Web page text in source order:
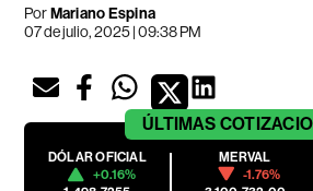
PorMariano Espina
07 de julio, 2025 | 09:38 PM
ÚLTIMAS
DÓLAR OFICIAL
+0.16%
MERVAL
-1.76%